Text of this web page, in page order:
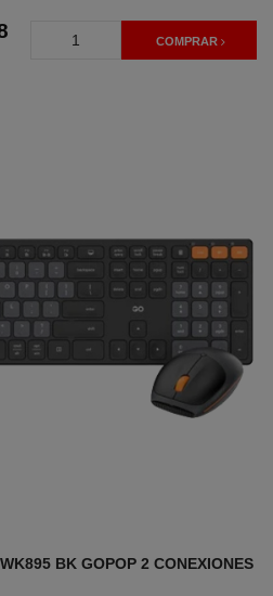
COMPRAR
BK GOPOP 2 CONEXIONES